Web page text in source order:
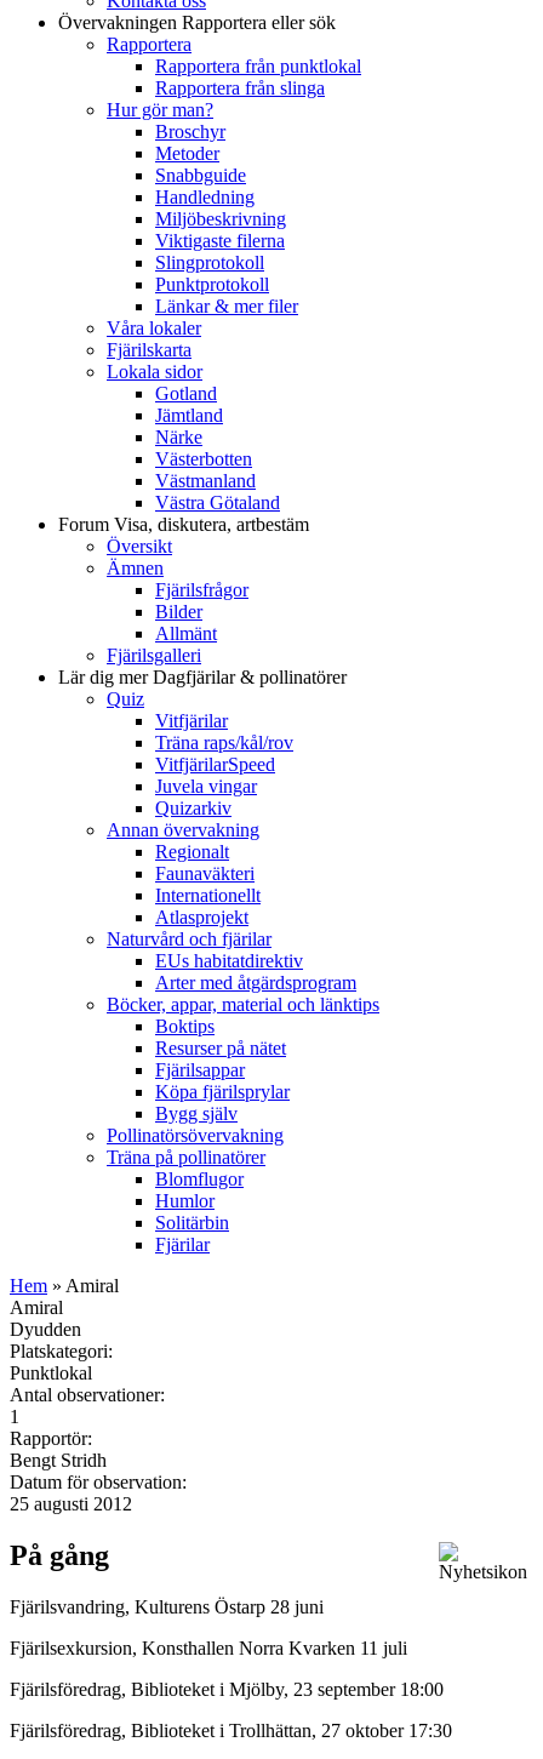
Övervakningen Rapportera eller sök
Rapportera
Rapportera från punktlokal
Rapportera från slinga
Hur gör man?
Broschyr
Metoder
Snabbguide
Handledning
Miljöbeskrivning
Viktigaste filerna
Slingprotokoll
Punktprotokoll
Länkar & mer filer
Våra lokaler
Fjärilskarta
Lokala sidor
Gotland
Jämtland
Närke
Västerbotten
Västmanland
Västra Götaland
Forum Visa, diskutera, artbestäm
Översikt
Ämnen
Fjärilsfrågor
Bilder
Allmänt
Fjärilsgalleri
Lär dig merDagfjärilar & pollinatörer
Quiz
Vitfjärilar
Träna raps/kål/rov
VitfjärilarSpeed
Juvela vingar
Quizarkiv
Annan övervakning
Regionalt
Faunaväkteri
Internationellt
Atlasprojekt
Naturvård och fjärilar
EUs habitatdirektiv
Arter med åtgärdsprogram
Böcker, appar, material och länktips
Boktips
Resurser på nätet
Fjärilsappar
Köpa fjärilsprylar
Bygg själv
Pollinatörsövervakning
Träna på pollinatörer
Blomflugor
Humlor
Solitärbin
Fjärilar
Hem » Amiral
Amiral
Dyudden
Platskategori:
Punktlokal
Antal observationer:
1
Rapportör:
Bengt Stridh
Datum för observation:
25 augusti 2012
På gång
Fjärilsvandring, Kulturens Östarp 28 juni
Fjärilsexkursion, Konsthallen Norra Kvarken 11 juli
Fjärilsföredrag, Biblioteket i Mjölby, 23 september 18:00
Fjärilsföredrag, Biblioteket i Trollhättan, 27 oktober 17:30